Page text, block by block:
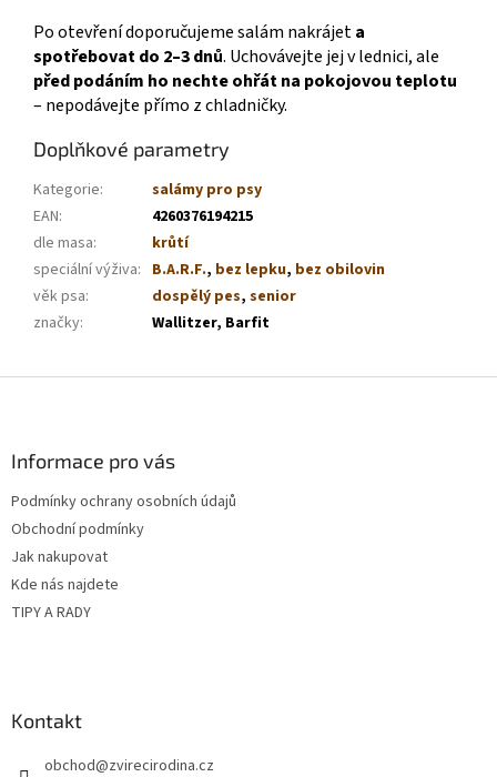
Po otevření doporučujeme salám nakrájeta
spotřebovat do 2–3 dnů. Uchovávejte jej v lednici, ale
před podáním ho nechte ohřát na pokojovou teplotu
– nepodávejte přímo z chladničky.
Doplňkové parametry
Kategorie:
salámy pro psy
EAN:
4260376194215
dle masa:
krůtí
speciální výživa: B.A.R.F., bez lepku, bez obilovin
věk psa: dospělý pes, senior
značky: Wallitzer, Barfit
Informace pro vás
Podmínky ochrany osobních údajů
Obchodní podmínky
Jak nakupovat
Kde nás najdete
TIPY A RADY
Kontakt
obchod@zvirecirodina.cz